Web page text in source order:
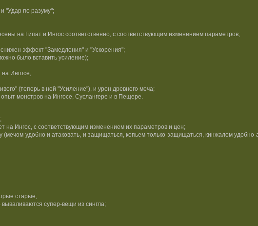
"Удар по разуму";
на Гипат и Ингос соответственно, с соответствующим изменением параметров;
эффект "Замедления" и "Ускорения";
было вставить усиление);
Ингосе;
(теперь в ней "Усиление"), и урон древнего меча;
монстров на Ингосе, Суслангере и в Пещере.
на Ингос, с соответствующим изменением их параметров и цен;
удобно и атаковать, и защищаться, копьем только защищаться, кинжалом удобно
старые;
супер-вещи из сингла;